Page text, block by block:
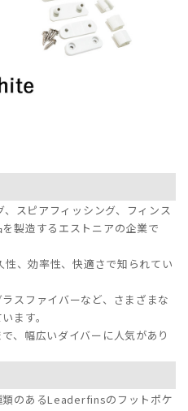
スピアフィッシング、フィンス
製造するエストニアの企業で
、効率性、快適さで知られてい
スファイバーなど、さまざまな
ます。
、幅広いダイバーに人気があり
のあるLeaderfinsのフットポケ